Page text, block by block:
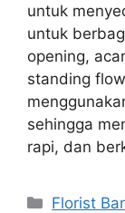
untuk
untuk
opening,
standing
sehingga
rapi, dan
Florist